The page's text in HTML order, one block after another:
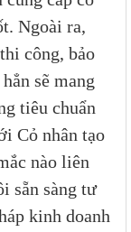
Ngoài ra,
công, bảo
sẽ mang
tiêu chuẩn
Cỏ nhân tạo
nào liên
sẵn sàng tư
kinh doanh